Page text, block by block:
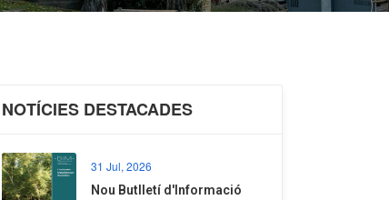
NOTÍCIES DESTACADES
31 Jul, 2026
Nou Butlletí d'Informació